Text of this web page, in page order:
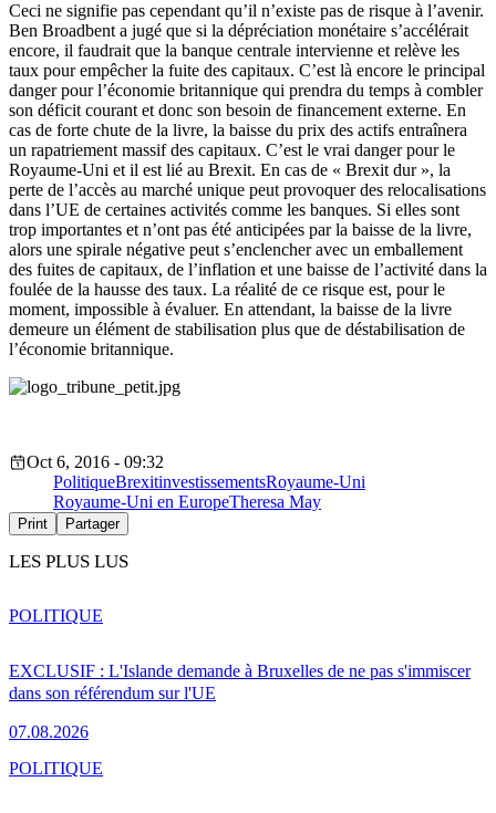
Ceci ne signifie pas cependant qu’il n’existe pas de risque à l’avenir.
Ben Broadbent a jugé que si la dépréciation monétaire s’accélérait
encore, il faudrait que la banque centrale intervienne et relève les
taux pour empêcher la fuite des capitaux. C’est là encore le principal
danger pour l’économie britannique qui prendra du temps à combler
son déficit courant et donc son besoin de financement externe. En
cas de forte chute de la livre, la baisse du prix des actifs entraînera
un rapatriement massif des capitaux. C’est le vrai danger pour le
Royaume-Uni et il est lié au Brexit. En cas de « Brexit dur », la
perte de l’accès au marché unique peut provoquer des relocalisations
dans l’UE de certaines activités comme les banques. Si elles sont
trop importantes et n’ont pas été anticipées par la baisse de la livre,
alors une spirale négative peut s’enclencher avec un emballement
des fuites de capitaux, de l’inflation et une baisse de l’activité dans la
foulée de la hausse des taux. La réalité de ce risque est, pour le
moment, impossible à évaluer. En attendant, la baisse de la livre
demeure un élément de stabilisation plus que de déstabilisation de
l’économie britannique.
Oct 6, 2016 - 09:32
PolitiqueBrexitinvestissementsRoyaume-Uni
Royaume-Uni en EuropeTheresa May
Print Partager
LES PLUS LUS
EXCLUSIF : L'Islande demande à Bruxelles de ne pas s'immiscer
dans son référendum sur l'UE
07.08.2026
POLITIQUE
POLITIQUE